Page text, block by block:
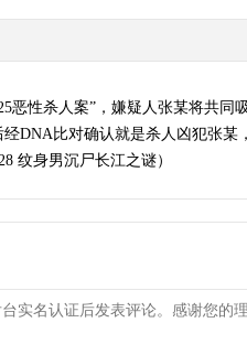
恶性杀人案”，嫌疑人张某将共
DNA比对确认就是杀人凶犯张
纹身男沉尸长江之谜）